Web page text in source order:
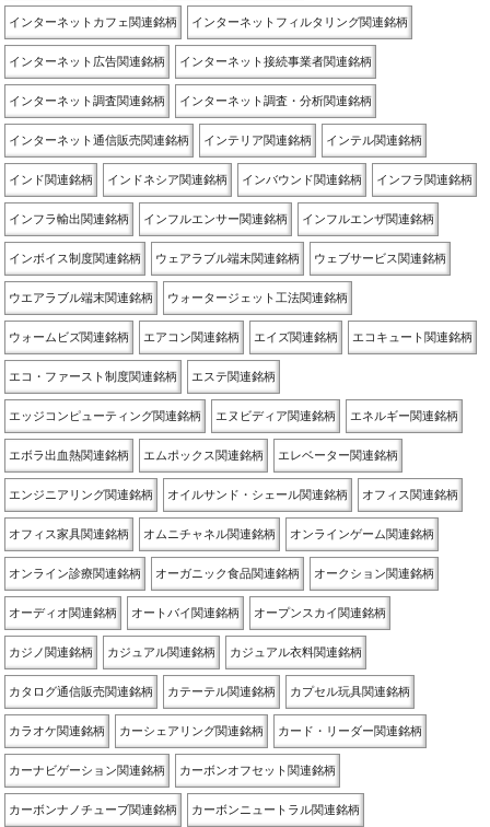
インターネットカフェ関連銘柄 インターネットフィルタリング関連銘柄
インターネット広告関連銘柄 インターネット接続事業者関連銘柄
インターネット調査関連銘柄 インターネット調査・分析関連銘柄
インターネット通信販売関連銘柄 インテリア関連銘柄 インテル関連銘柄
インド関連銘柄 インドネシア関連銘柄 インバウンド関連銘柄 インフラ関連銘柄
インフラ輸出関連銘柄 インフルエンサー関連銘柄 インフルエンザ関連銘柄
インボイス制度関連銘柄 ウェアラブル端末関連銘柄 ウェブサービス関連銘柄
ウエアラブル端末関連銘柄 ウォータージェット工法関連銘柄
ウォームビズ関連銘柄 エアコン関連銘柄 エイズ関連銘柄 エコキュート関連銘柄
エコ・ファースト制度関連銘柄 エステ関連銘柄
エッジコンピューティング関連銘柄 エヌビディア関連銘柄 エネルギー関連銘柄
エボラ出血熱関連銘柄 エムポックス関連銘柄 エレベーター関連銘柄
エンジニアリング関連銘柄 オイルサンド・シェール関連銘柄 オフィス関連銘柄
オフィス家具関連銘柄 オムニチャネル関連銘柄 オンラインゲーム関連銘柄
オンライン診療関連銘柄 オーガニック食品関連銘柄 オークション関連銘柄
オーディオ関連銘柄 オートバイ関連銘柄 オープンスカイ関連銘柄
カジノ関連銘柄 カジュアル関連銘柄 カジュアル衣料関連銘柄
カタログ通信販売関連銘柄 カテーテル関連銘柄 カプセル玩具関連銘柄
カラオケ関連銘柄 カーシェアリング関連銘柄 カード・リーダー関連銘柄
カーナビゲーション関連銘柄 カーボンオフセット関連銘柄
カーボンナノチューブ関連銘柄 カーボンニュートラル関連銘柄